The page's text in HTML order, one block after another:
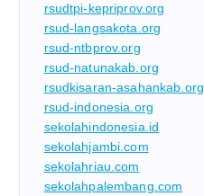
rsudtpi-kepriprov.org
rsud-langsakota.org
rsud-ntbprov.org
rsud-natunakab.org
rsudkisaran-asahankab.org
rsud-indonesia.org
sekolahindonesia.id
sekolahjambi.com
sekolahriau.com
sekolahpalembang.com